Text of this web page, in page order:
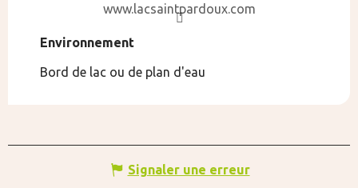
www.lacsaintpardoux.com
Environnement
Environnement
Bord de lac ou de plan d'eau
Signaler une erreur